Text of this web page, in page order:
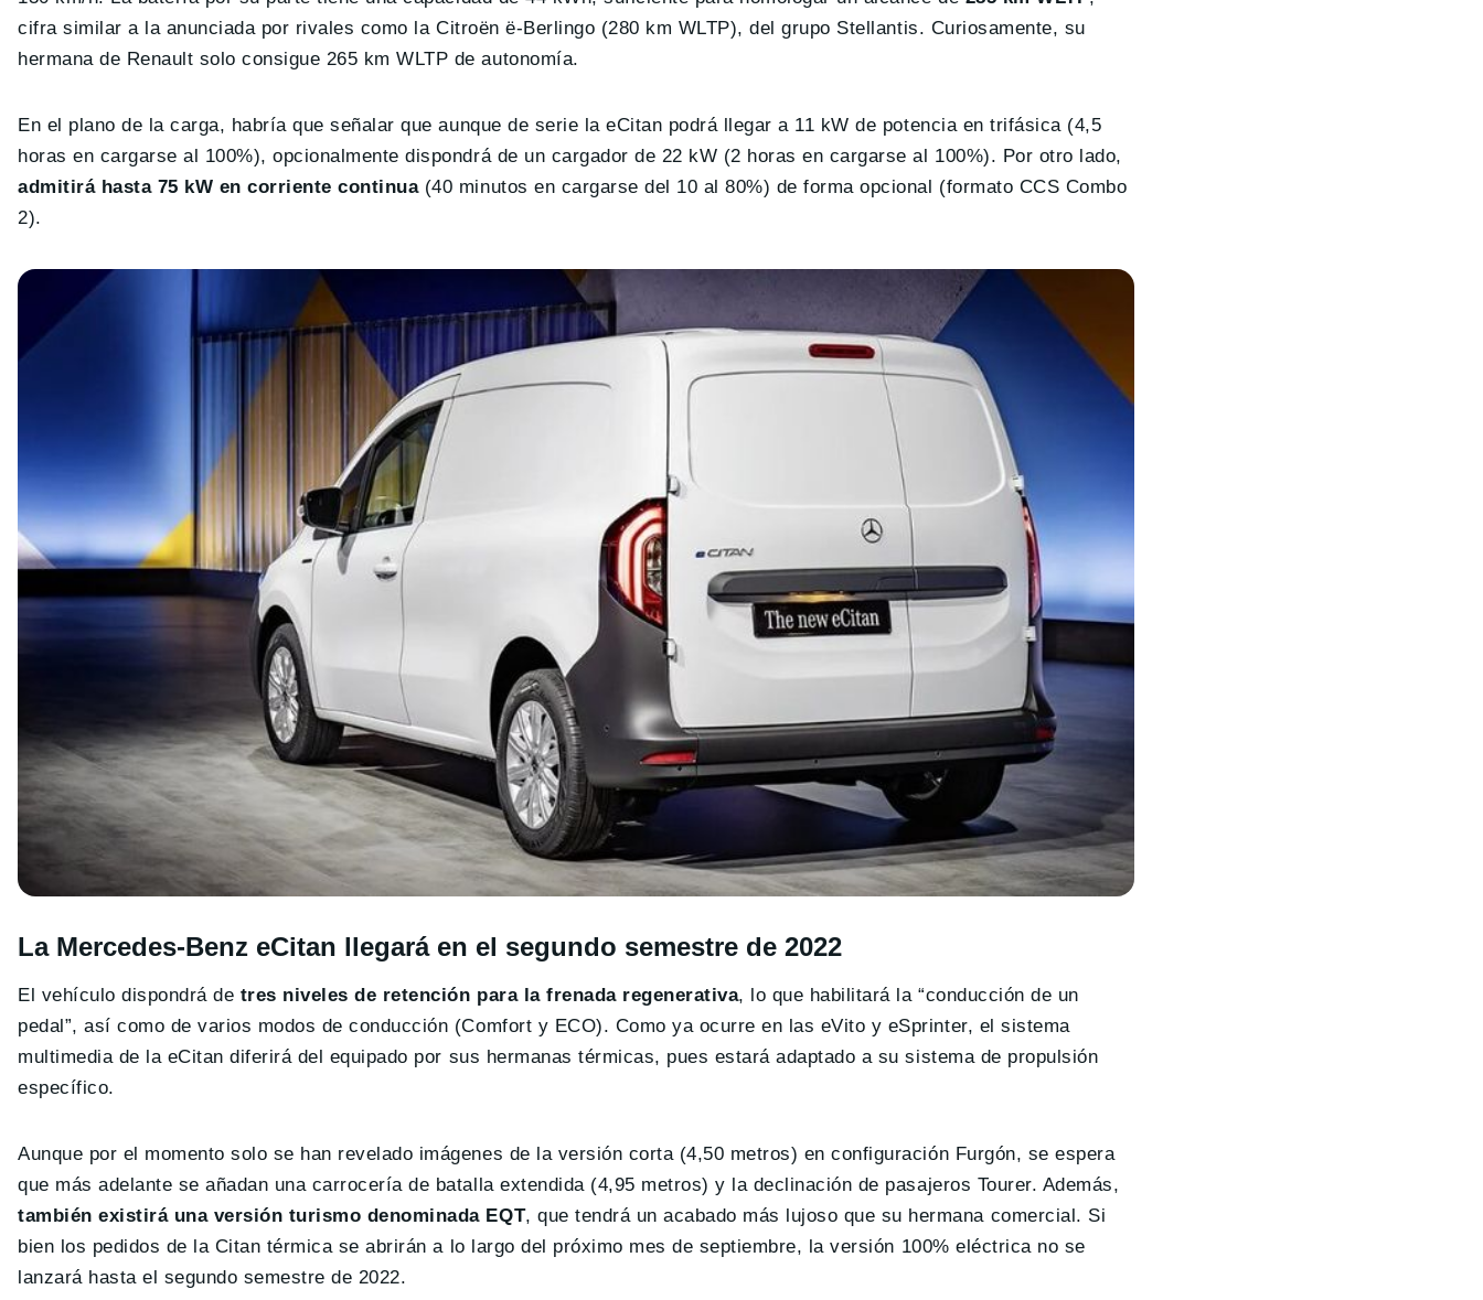
cifra similar a la anunciada por rivales como la Citroën ë-Berlingo (280 km WLTP), del grupo Stellantis. Curiosamente, su
hermana de Renault solo consigue 265 km WLTP de autonomía.
En el plano de la carga, habría que señalar que aunque de serie la eCitan podrá llegar a 11 kW de potencia en trifásica (4,5
horas en cargarse al 100%), opcionalmente dispondrá de un cargador de 22 kW (2 horas en cargarse al 100%). Por otro lado,
admitirá hasta 75 kW en corriente continua(40 minutos en cargarse del 10 al 80%) de forma opcional (formato CCS Combo
2).
La Mercedes-Benz eCitan llegará en el segundo semestre de 2022
El vehículo dispondrá de tres niveles de retención para la frenada regenerativa, lo que habilitará la “conducción de un
pedal”, así como de varios modos de conducción (Comfort y ECO). Como ya ocurre en las eVito y eSprinter, el sistema
multimedia de la eCitan diferirá del equipado por sus hermanas térmicas, pues estará adaptado a su sistema de propulsión
específico.
Aunque por el momento solo se han revelado imágenes de la versión corta (4,50 metros) en configuración Furgón, se espera
que más adelante se añadan una carrocería de batalla extendida (4,95 metros) y la declinación de pasajeros Tourer. Además,
también existirá una versión turismo denominada EQT, que tendrá un acabado más lujoso que su hermana comercial. Si
bien los pedidos de la Citan térmica se abrirán a lo largo del próximo mes de septiembre, la versión 100% eléctrica no se
lanzará hasta el segundo semestre de 2022.